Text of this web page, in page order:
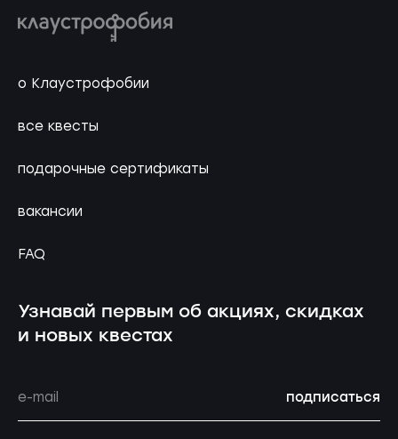
о Клаустрофобии
все квесты
подарочные сертификаты
вакансии
FAQ
Узнавай первым об акциях, скидках
и новых квестах
подписаться